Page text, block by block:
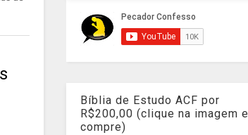
Bíblia de Estudo ACF por
R$200,00 (clique na imagem e
compre)